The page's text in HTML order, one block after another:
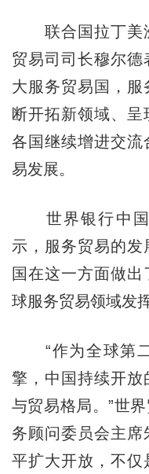
联合国拉丁美
贸易司司长穆尔德
大服务贸易国，服
断开拓新领域、
各国继续增进交流
易发展。
世界银行中国
示，服务贸易的发
国在这一方面做出
球服务贸易领域发
“作为全球第二
擎，中国持续开放
与贸易格局。”世
务顾问委员会主席
平扩大开放，不仅